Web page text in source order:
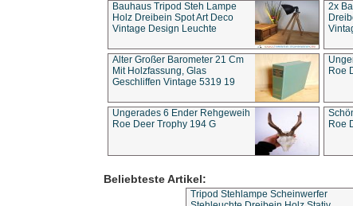
Bauhaus Tripod Steh Lampe
Holz Dreibein Spot Art Deco
Vintage Design Leuchte
2x
Alter Großer Barometer 21 Cm
Mit Holzfassung, Glas
Geschliffen Vintage 5319 19
Roe
Ungerades 6 Ender Rehgeweih
Roe Deer Trophy 194 G
Roe
Beliebteste Artikel:
Tripod Stehlampe Scheinwerfer